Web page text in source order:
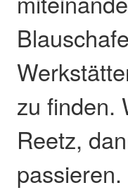
zu finden.
Reetz,
passieren.